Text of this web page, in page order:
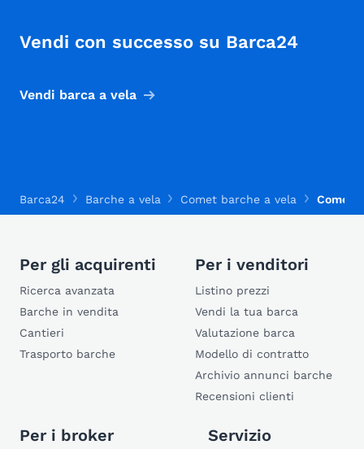
Vendi con successo su Barca24
Vendi barca a vela
Barca24 Barche a vela Comet barche a vela Comet
Per gli acquirenti
Ricerca avanzata
Barche in vendita
Cantieri
Trasporto barche
Per i venditori
Listino prezzi
Vendi la tua barca
Valutazione barca
Modello di contratto
Archivio annunci barche
Recensioni clienti
Per i broker Servizio